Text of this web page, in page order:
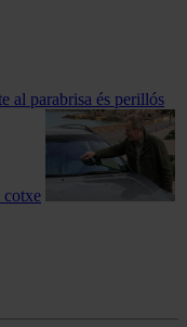
al parabrisa és perillós
cotxe